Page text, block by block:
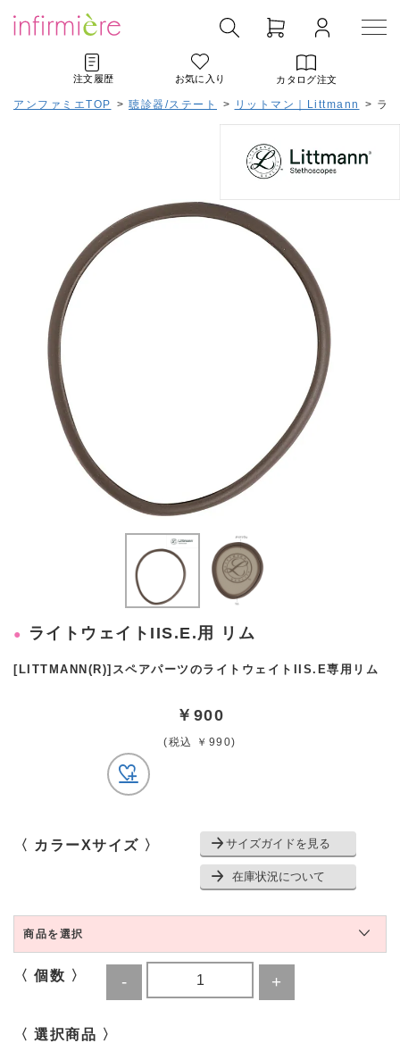
注文履歴 お気に入り カタログ注文
アンファミエTOP > 聴診器/ステート > リットマン｜Littmann > ラ
ライトウェイトIIS.E.用 リム
[LITTMANN(R)]スペアパーツのライトウェイトIIS.E専用リム
￥900
(税込 ￥990)
〈 カラーXサイズ 〉 サイズガイドを見る
在庫状況について
商品を選択
〈 個数 〉
〈 選択商品 〉